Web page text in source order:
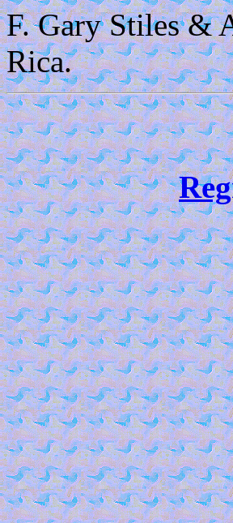
F. Gary Stiles &
Rica.